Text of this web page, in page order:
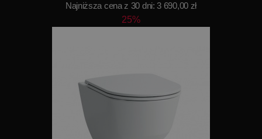
Najniższa cena z 30 dni: 3 690,00 zł
25%